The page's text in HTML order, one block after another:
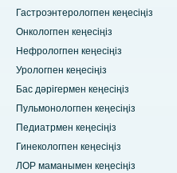
Гастроэнтерологпен кеңесіңіз
Онкологпен кеңесіңіз
Нефрологпен кеңесіңіз
Урологпен кеңесіңіз
Бас дәрігермен кеңесіңіз
Пульмонологпен кеңесіңіз
Педиатрмен кеңесіңіз
Гинекологпен кеңесіңіз
ЛОР маманымен кеңесіңіз